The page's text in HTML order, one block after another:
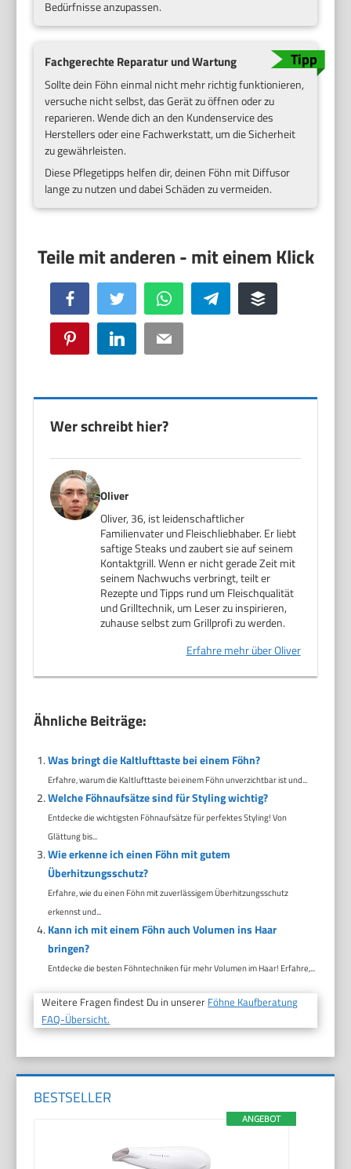
Bedürfnisse anzupassen.
Fachgerechte Reparatur und Wartung
Sollte dein Föhn einmal nicht mehr richtig funktionieren,
versuche nicht selbst, das Gerät zu öffnen oder zu
reparieren. Wende dich an den Kundenservice des
Herstellers oder eine Fachwerkstatt, um die Sicherheit
zu gewährleisten.
Diese Pflegetipps helfen dir, deinen Föhn mit Diffusor
lange zu nutzen und dabei Schäden zu vermeiden.
Facebook Twitter WhatsApp Telegram Buffer
Pinterest LinkedIn Email
Wer schreibt hier?
Oliver
Oliver, 36, ist leidenschaftlicher
Familienvater und Fleischliebhaber. Er liebt
saftige Steaks und zaubert sie auf seinem
Kontaktgrill. Wenn er nicht gerade Zeit mit
seinem Nachwuchs verbringt, teilt er
Rezepte und Tipps rund um Fleischqualität
und Grilltechnik, um Leser zu inspirieren,
zuhause selbst zum Grillprofi zu werden.
Erfahre mehr über Oliver
Ähnliche Beiträge:
Was bringt die Kaltlufttaste bei einem Föhn?
Erfahre, warum die Kaltlufttaste bei einem Föhn unverzichtbar ist und...
Welche Föhnaufsätze sind für Styling wichtig?
Entdecke die wichtigsten Föhnaufsätze für perfektes Styling! Von
Glättung bis...
Wie erkenne ich einen Föhn mit gutem
Überhitzungsschutz?
Erfahre, wie du einen Föhn mit zuverlässigem Überhitzungsschutz
erkennst und...
Kann ich mit einem Föhn auch Volumen ins Haar
bringen?
Entdecke die besten Föhntechniken für mehr Volumen im Haar! Erfahre,...
Weitere Fragen findest Du in unserer Föhne Kaufberatung
FAQ-Übersicht.
BESTSELLER
ANGEBOT